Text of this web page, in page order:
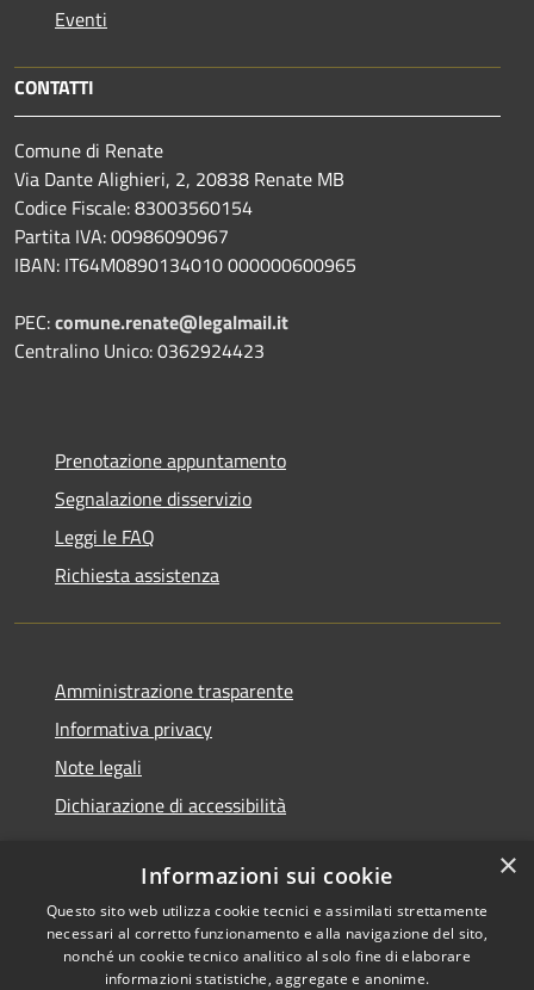
Eventi
CONTATTI
Comune di Renate
Via Dante Alighieri, 2, 20838 Renate MB
Codice Fiscale: 83003560154
Partita IVA: 00986090967
IBAN: IT64M0890134010 000000600965
PEC:comune.renate@legalmail.it
Centralino Unico: 0362924423
Prenotazione appuntamento
Segnalazione disservizio
Leggi le FAQ
Richiesta assistenza
Amministrazione trasparente
Informativa privacy
Note legali
Dichiarazione di accessibilità
RSS
Accessibilità
Copyright © 2026 • Comune di
Renate • Powered by
Municipium•Accesso
×
Informazioni sui cookie
Questo sito web utilizza cookie tecnici e assimilati strettamente
necessari al corretto funzionamento e alla navigazione del sito,
nonché un cookie tecnico analitico al solo fine di elaborare
informazioni statistiche, aggregate e anonime.